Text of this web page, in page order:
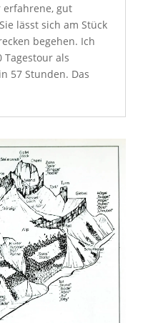
erfahrene, gut
lässt sich am Stück
begehen. Ich
Tagestour als
57 Stunden. Das